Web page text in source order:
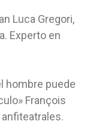
Luca Gregori,
Experto en
hombre puede
François